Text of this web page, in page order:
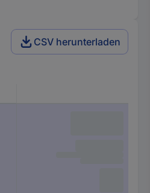
CSV herunterladen